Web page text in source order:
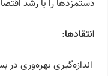
دستمزدها را با رشد
انتقادها:
اندازه‌گیری بهره‌وری